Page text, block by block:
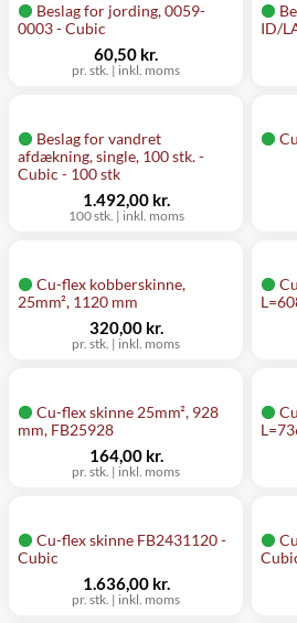
Beslag for jording, 0059-
0003 - Cubic
pr. stk. | inkl. moms
60,50 kr.
ID/
Beslag for vandret
afdækning, single, 100 stk. -
Cubic - 100 stk
100 stk. | inkl. moms
1.492,00 kr.
Cu-flex kobberskinne,
25mm², 1120 mm
pr. stk. | inkl. moms
320,00 kr.
Cu-flex skinne 25mm², 928
mm, FB25928
pr. stk. | inkl. moms
164,00 kr.
Cu-flex skinne FB2431120 -
Cubic
pr. stk. | inkl. moms
1.636,00 kr.